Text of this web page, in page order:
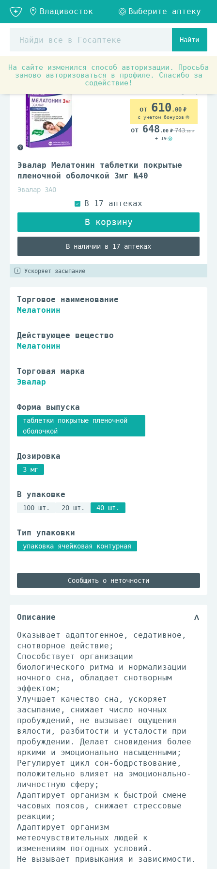
Найти
На сайте изменился способ авторизации. Просьба
заново авторизоваться в профиле. Спасибо за
содействие!
Аптечные товары Препараты при заболеваниях
Эвалар Мелатонин таблетки покрытые
пленочной оболочкой 3мг №40
Эвалар ЗАО
В наличии в 17 аптеках
610 .00
с учетом бонусов
648 .00 743.00
+ 19
Ускоряет засыпание
Торговое наименование
Мелатонин
Действующее вещество
Мелатонин
Торговая марка
Эвалар
Форма выпуска
таблетки покрытые пленочной
оболочкой
Дозировка
3 мг
В упаковке
100 шт. 20 шт. 40 шт.
Тип упаковки
упаковка ячейковая контурная
Сообщить о неточности
Описание
Оказывает адаптогенное, седативное,
снотворное действие;
Способствует организации
биологического ритма и нормализации
ночного сна, обладает снотворным
эффектом;
Улучшает качество сна, ускоряет
засыпание, снижает число ночных
пробуждений, не вызывает ощущения
вялости, разбитости и усталости при
пробуждении. Делает сновидения более
яркими и эмоционально насыщенными;
Регулирует цикл сон-бодрствование,
положительно влияет на эмоционально-
личностную сферу;
Адаптирует организм к быстрой смене
часовых поясов, снижает стрессовые
реакции;
Адаптирует организм
метеочувствительных людей к
изменениям погодных условий.
Не вызывает привыкания и зависимости.